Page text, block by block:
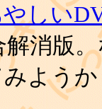
しい
解消版
よう